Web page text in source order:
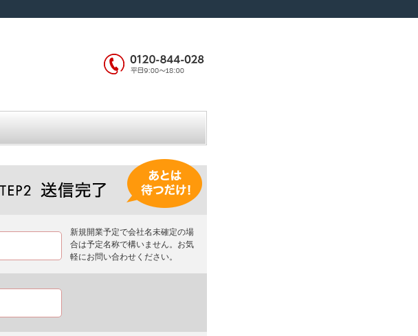
新規開業予定で会社名未確定の場
合は予定名称で構いません。お気
軽にお問い合わせください。